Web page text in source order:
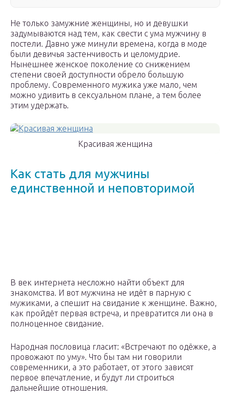
Не только замужние женщины, но и девушки
задумываются над тем, как свести с ума мужчину в
постели. Давно уже минули времена, когда в моде
были девичья застенчивость и целомудрие.
Нынешнее женское поколение со снижением
степени своей доступности обрело большую
проблему. Современного мужика уже мало, чем
можно удивить в сексуальном плане, а тем более
этим удержать.
Красивая женщина
Как стать для мужчины
единственной и неповторимой
В век интернета несложно найти объект для
знакомства. И вот мужчина не идёт в парную с
мужиками, а спешит на свидание к женщине. Важно,
как пройдёт первая встреча, и превратится ли она в
полноценное свидание.
Народная пословица гласит: «Встречают по одёжке, а
провожают по уму». Что бы там ни говорили
современники, а это работает, от этого зависят
первое впечатление, и будут ли строиться
дальнейшие отношения.